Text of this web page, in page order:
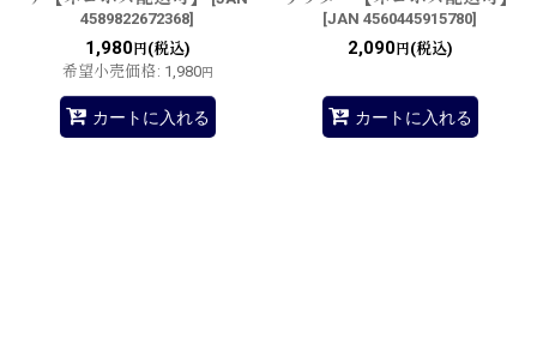
4589822672368]
1,980円(税込)
希望小売価格: 1,980円
カートに入れる
[JAN 4560445915780]
2,090円(税込)
カートに入れる